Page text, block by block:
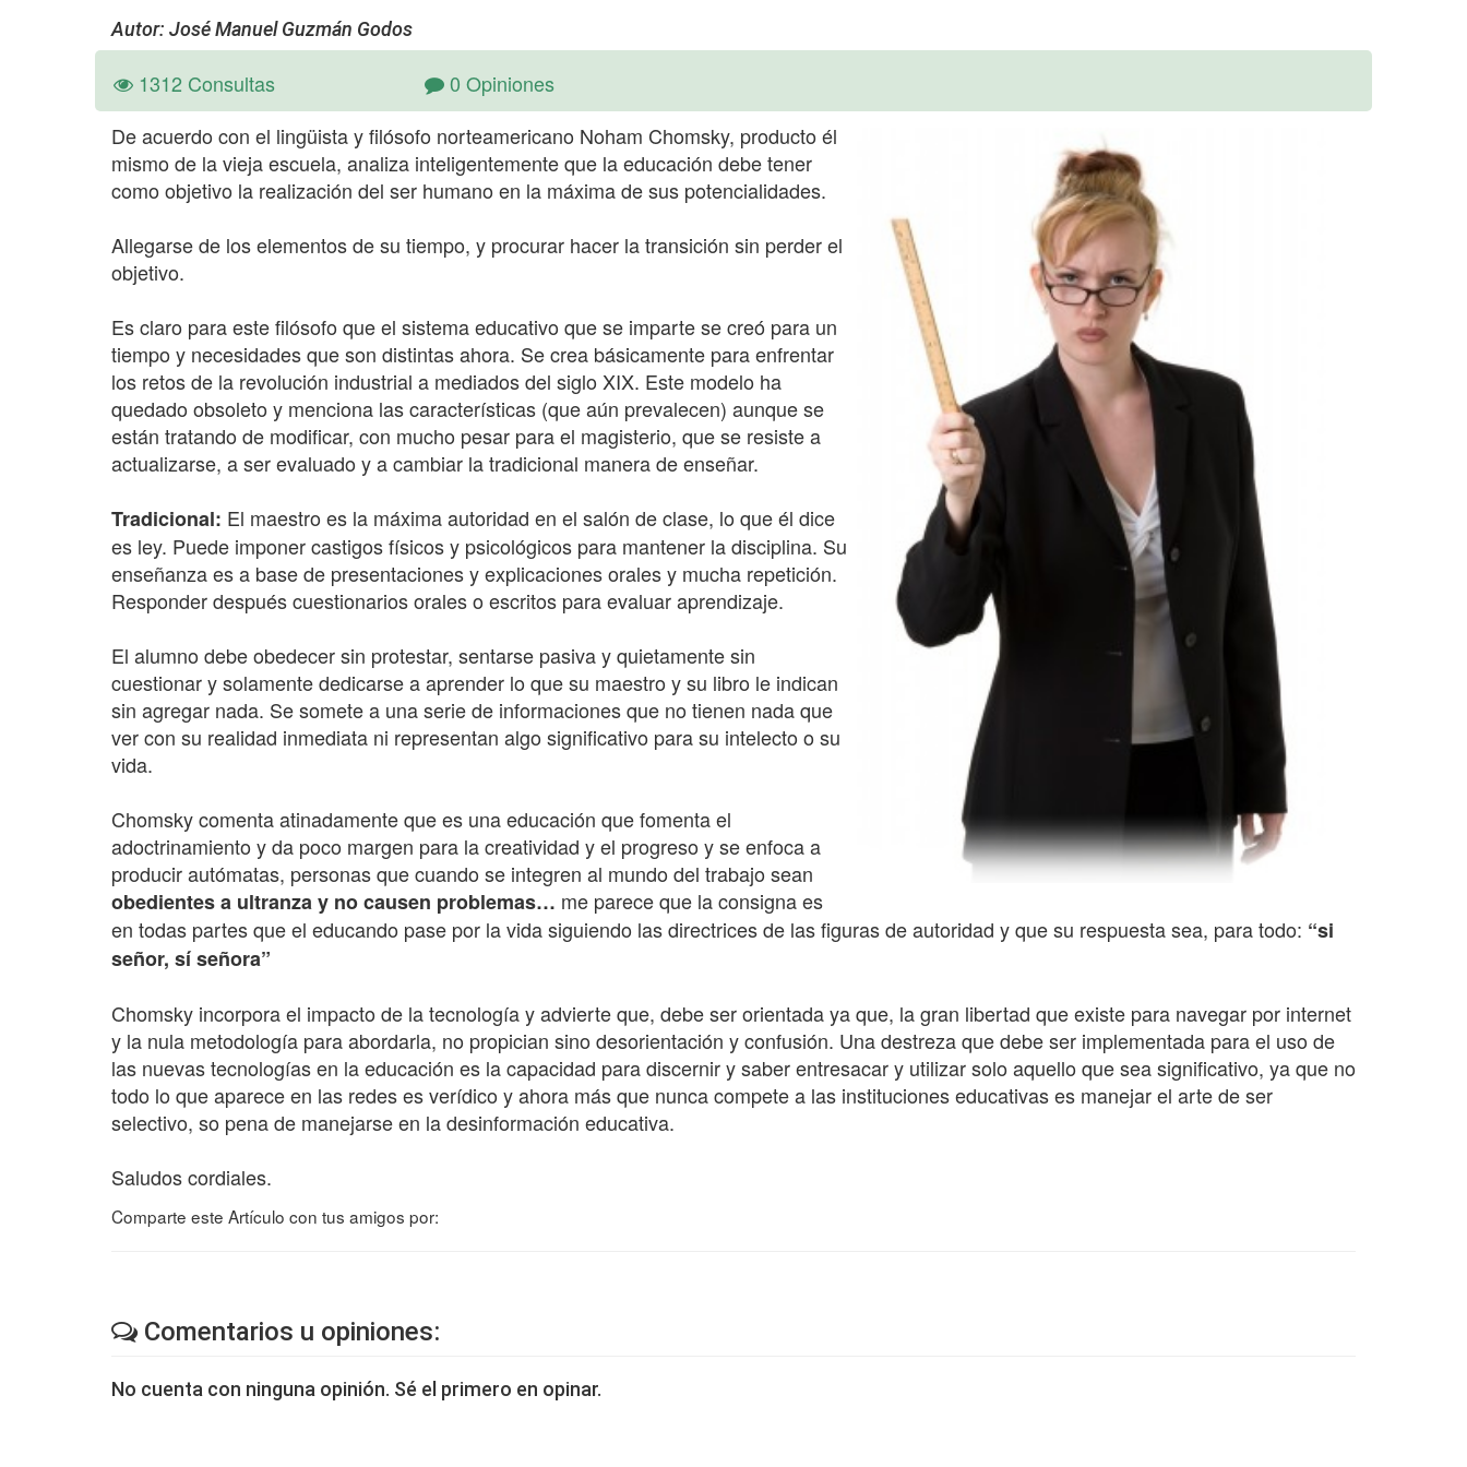
Autor: José Manuel Guzmán Godos
1312 Consultas
0 Opiniones
De acuerdo con el lingüista y filósofo norteamericano Noham Chomsky, producto él
mismo de la vieja escuela, analiza inteligentemente que la educación debe tener
como objetivo la realización del ser humano en la máxima de sus potencialidades.
Allegarse de los elementos de su tiempo, y procurar hacer la transición sin perder el
objetivo.
Es claro para este filósofo que el sistema educativo que se imparte se creó para un
tiempo y necesidades que son distintas ahora. Se crea básicamente para enfrentar
los retos de la revolución industrial a mediados del siglo XIX. Este modelo ha
quedado obsoleto y menciona las características (que aún prevalecen) aunque se
están tratando de modificar, con mucho pesar para el magisterio, que se resiste a
actualizarse, a ser evaluado y a cambiar la tradicional manera de enseñar.
Tradicional: El maestro es la máxima autoridad en el salón de clase, lo que él dice
es ley. Puede imponer castigos físicos y psicológicos para mantener la disciplina. Su
enseñanza es a base de presentaciones y explicaciones orales y mucha repetición.
Responder después cuestionarios orales o escritos para evaluar aprendizaje.
El alumno debe obedecer sin protestar, sentarse pasiva y quietamente sin
cuestionar y solamente dedicarse a aprender lo que su maestro y su libro le indican
sin agregar nada. Se somete a una serie de informaciones que no tienen nada que
ver con su realidad inmediata ni representan algo significativo para su intelecto o su
vida.
Chomsky comenta atinadamente que es una educación que fomenta el
adoctrinamiento y da poco margen para la creatividad y el progreso y se enfoca a
producir autómatas, personas que cuando se integren al mundo del trabajo sean
obedientes a ultranza y no causen problemas… me parece que la consigna es
en todas partes que el educando pase por la vida siguiendo las directrices de las figuras de autoridad y que su respuesta sea, para todo: “si
señor, sí señora”
Chomsky incorpora el impacto de la tecnología y advierte que, debe ser orientada ya que, la gran libertad que existe para navegar por internet
y la nula metodología para abordarla, no propician sino desorientación y confusión. Una destreza que debe ser implementada para el uso de
las nuevas tecnologías en la educación es la capacidad para discernir y saber entresacar y utilizar solo aquello que sea significativo, ya que no
todo lo que aparece en las redes es verídico y ahora más que nunca compete a las instituciones educativas es manejar el arte de ser
selectivo, so pena de manejarse en la desinformación educativa.
Saludos cordiales.
Comparte este Artículo con tus amigos por:
Comentarios u opiniones:
No cuenta con ninguna opinión. Sé el primero en opinar.